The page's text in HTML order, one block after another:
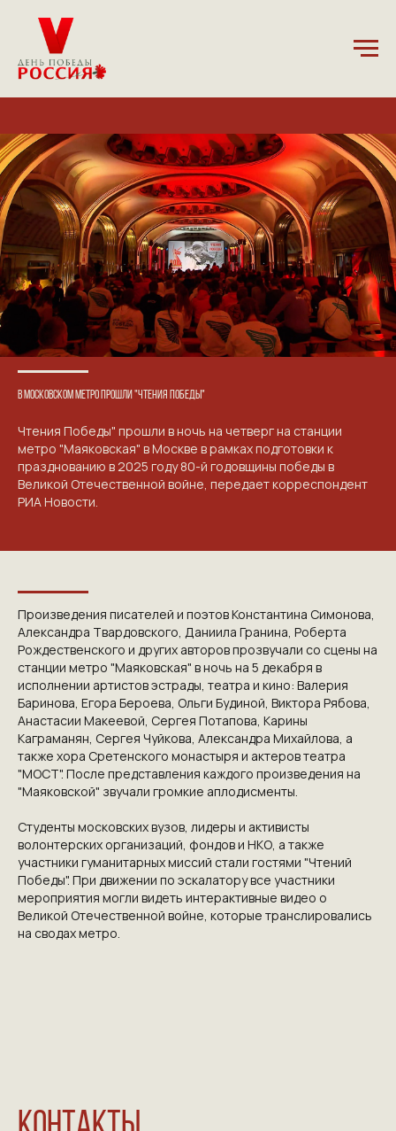
В московском метро прошли "Чтения Победы"
Чтения Победы" прошли в ночь на четверг на станции
метро "Маяковская" в Москве в рамках подготовки к
празднованию в 2025 году 80-й годовщины победы в
Великой Отечественной войне, передает корреспондент
РИА Новости.
Произведения писателей и поэтов Константина Симонова,
Александра Твардовского, Даниила Гранина, Роберта
Рождественского и других авторов прозвучали со сцены на
станции метро "Маяковская" в ночь на 5 декабря в
исполнении артистов эстрады, театра и кино: Валерия
Баринова, Егора Бероева, Ольги Будиной, Виктора Рябова,
Анастасии Макеевой, Сергея Потапова, Карины
Каграманян, Сергея Чуйкова, Александра Михайлова, а
также хора Сретенского монастыря и актеров театра
"МОСТ". После представления каждого произведения на
"Маяковской" звучали громкие аплодисменты.
Студенты московских вузов, лидеры и активисты
волонтерских организаций, фондов и НКО, а также
участники гуманитарных миссий стали гостями "Чтений
Победы". При движении по эскалатору все участники
мероприятия могли видеть интерактивные видео о
Великой Отечественной войне, которые транслировались
на сводах метро.
КОНТАКТЫ
ПРИГЛАШАЕМ ВАС ПРИНЯТЬ УЧАСТИЕ
В ПРОЕКТЕVICTORYDAY80.RU